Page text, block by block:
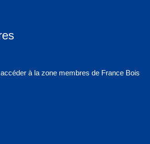
à la zone membres de France Bois